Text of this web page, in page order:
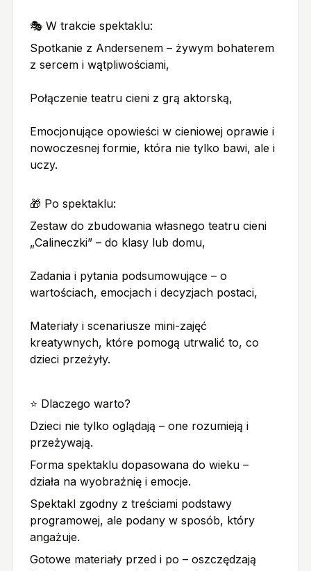
🎭 W trakcie spektaklu:
Spotkanie z Andersenem – żywym bohaterem
z sercem i wątpliwościami,
Połączenie teatru cieni z grą aktorską,
Emocjonujące opowieści w cieniowej oprawie i
nowoczesnej formie, która nie tylko bawi, ale i
uczy.
🎁 Po spektaklu:
Zestaw do zbudowania własnego teatru cieni
„Calineczki” – do klasy lub domu,
Zadania i pytania podsumowujące – o
wartościach, emocjach i decyzjach postaci,
Materiały i scenariusze mini-zajęć
kreatywnych, które pomogą utrwalić to, co
dzieci przeżyły.
⭐ Dlaczego warto?
Dzieci nie tylko oglądają – one rozumieją i
przeżywają.
Forma spektaklu dopasowana do wieku –
działa na wyobraźnię i emocje.
Spektakl zgodny z treściami podstawy
programowej, ale podany w sposób, który
angażuje.
Gotowe materiały przed i po – oszczędzają